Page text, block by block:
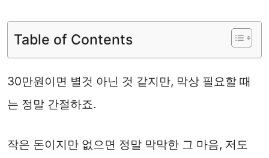
Table of Contents
30만원이면 별것 아닌 것 같지만, 막상 필요할 때
는 정말 간절하죠.
작은 돈이지만 없으면 정말 막막한 그 마음, 저도